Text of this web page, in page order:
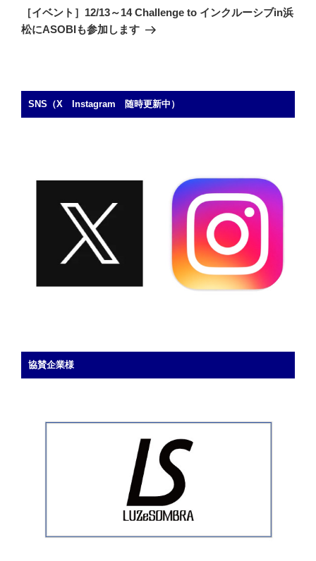
ー
シ
の
投
［イベント］12/13～14 Challenge to インクルーシブin浜
松にASOBIも参加します
SNS（X Instagram 随時更新中）
協賛企業様